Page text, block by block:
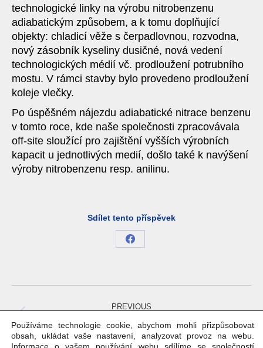
technologické linky na výrobu nitrobenzenu
adiabatickým způsobem, a k tomu doplňující
objekty: chladicí věže s čerpadlovnou, rozvodna,
nový zásobník kyseliny dusičné, nová vedení
technologických médií vč. prodloužení potrubního
mostu. V rámci stavby bylo provedeno prodloužení
koleje vlečky.
Po úspěšném nájezdu adiabatické nitrace benzenu
v tomto roce, kde naše společnosti zpracovávala
off-site sloužící pro zajištění vyšších výrobních
kapacit u jednotlivých medií, došlo také k navýšení
výroby nitrobenzenu resp. anilinu.
Sdílet tento příspěvek
Share
navigation
PREVIOUS
Previous
project:
Pokusná koksovací pec, Dillingen
Používáme technologie cookie, abychom mohli přizpůsobovat
obsah, ukládat vaše nastavení, analyzovat provoz na webu.